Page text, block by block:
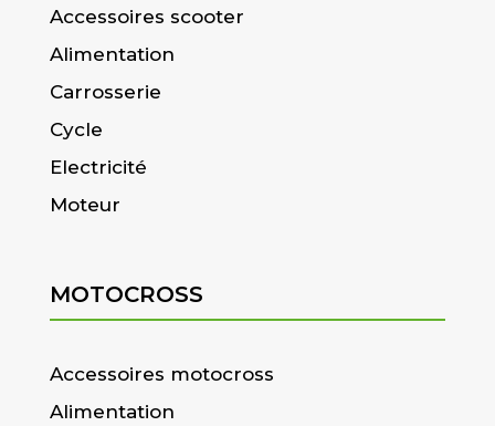
Accessoires scooter
Alimentation
Carrosserie
Cycle
Electricité
Moteur
MOTOCROSS
Accessoires motocross
Alimentation